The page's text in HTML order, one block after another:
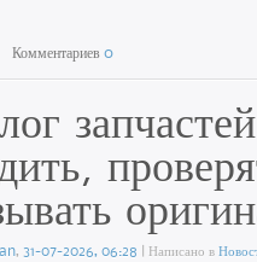
Комментариев0
, 31-07-2026, 06:28 | Написано в